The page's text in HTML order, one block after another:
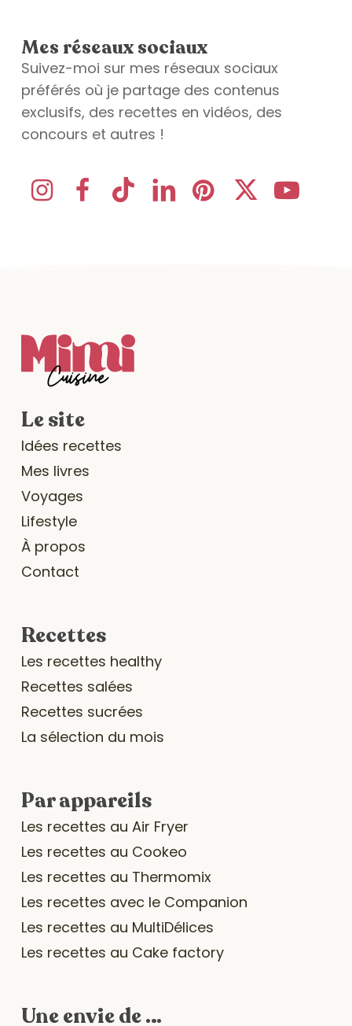
Mes réseaux sociaux
Suivez-moi sur mes réseaux sociaux
préférés où je partage des contenus
exclusifs, des recettes en vidéos, des
concours et autres !
Le site
Idées recettes
Mes livres
Voyages
Lifestyle
À propos
Contact
Recettes
Les recettes healthy
Recettes salées
Recettes sucrées
La sélection du mois
Par appareils
Les recettes au Air Fryer
Les recettes au Cookeo
Les recettes au Thermomix
Les recettes avec le Companion
Les recettes au MultiDélices
Les recettes au Cake factory
Une envie de …